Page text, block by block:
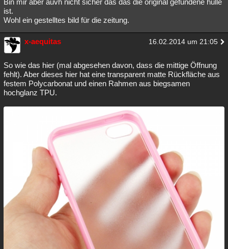
Bin mir aber auvh nicht sicher das das die original gefundene hülle
ist.
Wohl ein gestelltes bild für die zeitung.
x-aequitas 16.02.2014 um 21:05
So wie das hier (mal abgesehen davon, dass die mittige Öffnung
fehlt). Aber dieses hier hat eine transparent matte Rückfläche aus
festem Polycarbonat und einen Rahmen aus biegsamen
hochglanz TPU.